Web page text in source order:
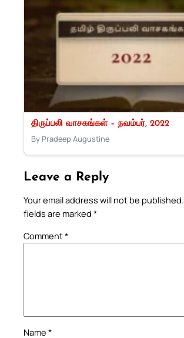
திருப்பலி வாசகங்கள் – நவம்பர், 2022
By Pradeep Augustine
Leave a Reply
Your email address will not be published.
fields are marked *
Comment*
Name *